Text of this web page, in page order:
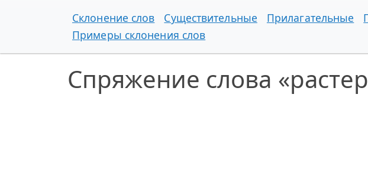
Склонение слов Существительные Прилагательные
Примеры склонения слов
Спряжение слова